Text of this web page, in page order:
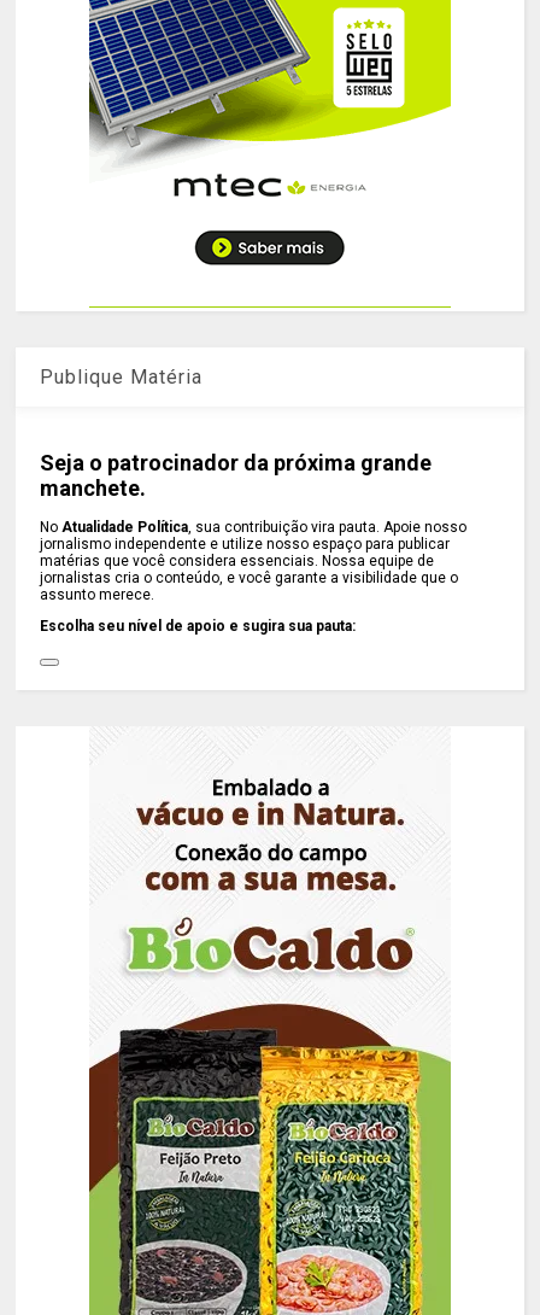
Publique Matéria
Seja o patrocinador da próxima grande
manchete.
NoAtualidade Política, sua contribuição vira pauta. Apoie nosso
jornalismo independente e utilize nosso espaço para publicar
matérias que você considera essenciais. Nossa equipe de
jornalistas cria o conteúdo, e você garante a visibilidade que o
assunto merece.
Escolha seu nível de apoio e sugira sua pauta: